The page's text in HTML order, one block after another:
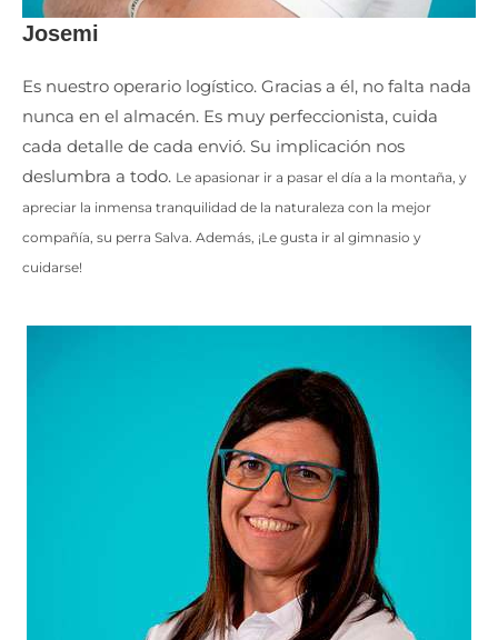
Josemi
Es nuestro operario logístico. Gracias a él, no falta nada
nunca en el almacén. Es muy perfeccionista, cuida
cada detalle de cada envió. Su implicación nos
deslumbra a todo. Le apasionar ir a pasar el día a la montaña, y
apreciar la inmensa tranquilidad de la naturaleza con la mejor
compañía, su perra Salva. Además, ¡Le gusta ir al gimnasio y
cuidarse!